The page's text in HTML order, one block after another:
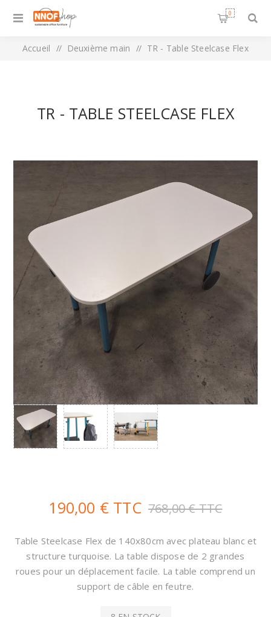
0
Accueil / Deuxième main / TR - Table Steelcase Flex
TR - TABLE STEELCASE FLEX
190,00 € TTC 768,00 € TTC
Table Steelcase Flex de 140x80cm avec plateau blanc et
structure turquoise. La table dispose de 2 grandes
roues pour un déplacement facile. La table comprend un
support de câble en feutre.